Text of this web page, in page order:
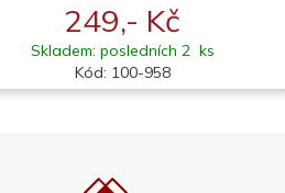
249,- Kč
Skladem: posledních 2 ks
Kód: 100-958